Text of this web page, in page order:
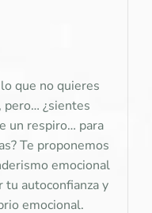
que no quieres
pero… ¿sientes
un respiro… para
Te proponemos
emocional
tu autoconfianza y
emocional.